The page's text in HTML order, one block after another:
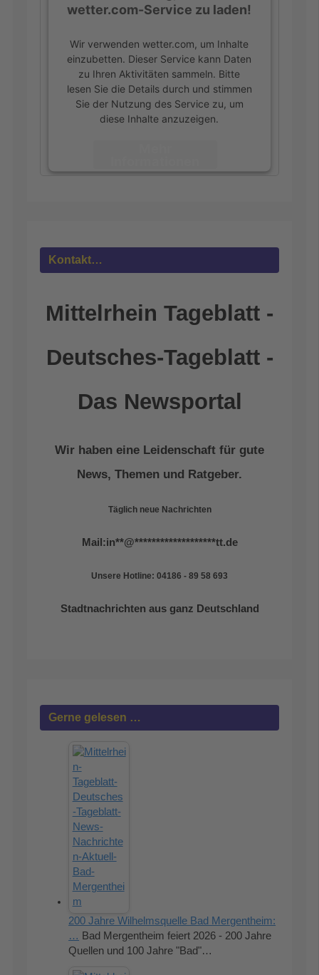
wetter.com-Service zu laden!
Wir verwenden wetter.com, um Inhalte
einzubetten. Dieser Service kann Daten
zu Ihren Aktivitäten sammeln. Bitte
lesen Sie die Details durch und stimmen
Sie der Nutzung des Service zu, um
diese Inhalte anzuzeigen.
Kontakt…
Mittelrhein Tageblatt -
Deutsches-Tageblatt -
Das Newsportal
Wir haben eine Leidenschaft für gute
News, Themen und Ratgeber.
Täglich neue Nachrichten
Mail:in**@*******************tt.de
Unsere Hotline: 04186 - 89 58 693
Stadtnachrichten aus ganz Deutschland
Gerne gelesen …
200 Jahre Wilhelmsquelle Bad Mergentheim:
… Bad Mergentheim feiert 2026 - 200 Jahre
Quellen und 100 Jahre "Bad"…